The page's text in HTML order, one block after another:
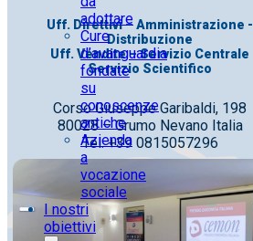
adottare
Cure
d’avanguardia
fondate
su
conoscenze
antiche
Azienda
a
vocazione
sociale
I nostri
obiettivi
Uff. Direttivi – Amministrazione -
Distribuzione
Uff. Vendite – Servizio Centrale
Servizio Scientifico
Corso Giuseppe Garibaldi, 198
80028 – Grumo Nevano Italia
Tel. +39 0815057296